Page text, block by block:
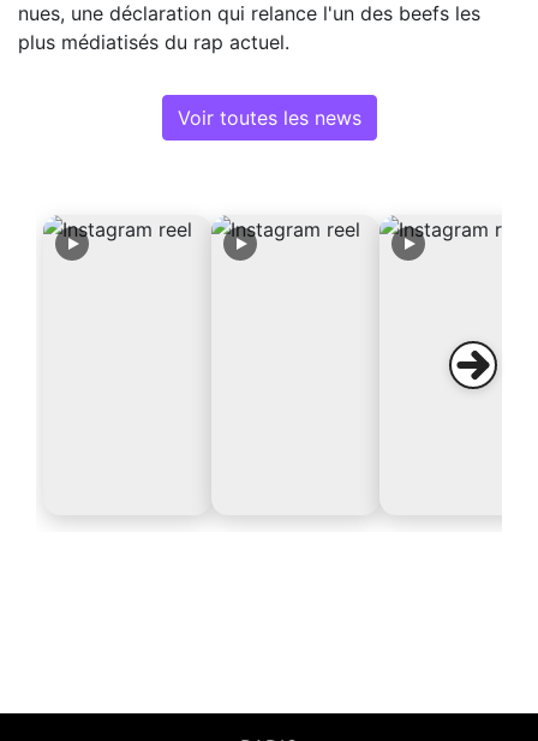
nues, une déclaration qui relance l'un des beefs les
plus médiatisés du rap actuel.
Voir toutes les news